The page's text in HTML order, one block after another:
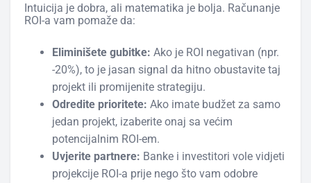
Intuicija je dobra, ali matematika je bolja. Računanje
ROI-a vam pomaže da:
Eliminišete gubitke: Ako je ROI negativan (npr.
-20%), to je jasan signal da hitno obustavite taj
projekt ili promijenite strategiju.
Odredite prioritete: Ako imate budžet za samo
jedan projekt, izaberite onaj sa većim
potencijalnim ROI-em.
Uvjerite partnere: Banke i investitori vole vidjeti
projekcije ROI-a prije nego što vam odobre